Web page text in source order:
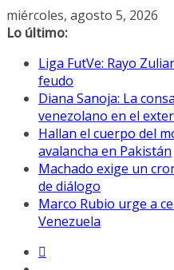
Saltar
al
miércoles, agosto 5, 2026
Lo último:
Liga FutVe: Rayo
feudo
Diana Sanoja: La
venezolano en el
Hallan el cuerpo del
avalancha en Pakistán
Machado exige un
de diálogo
Marco Rubio urge a
Venezuela